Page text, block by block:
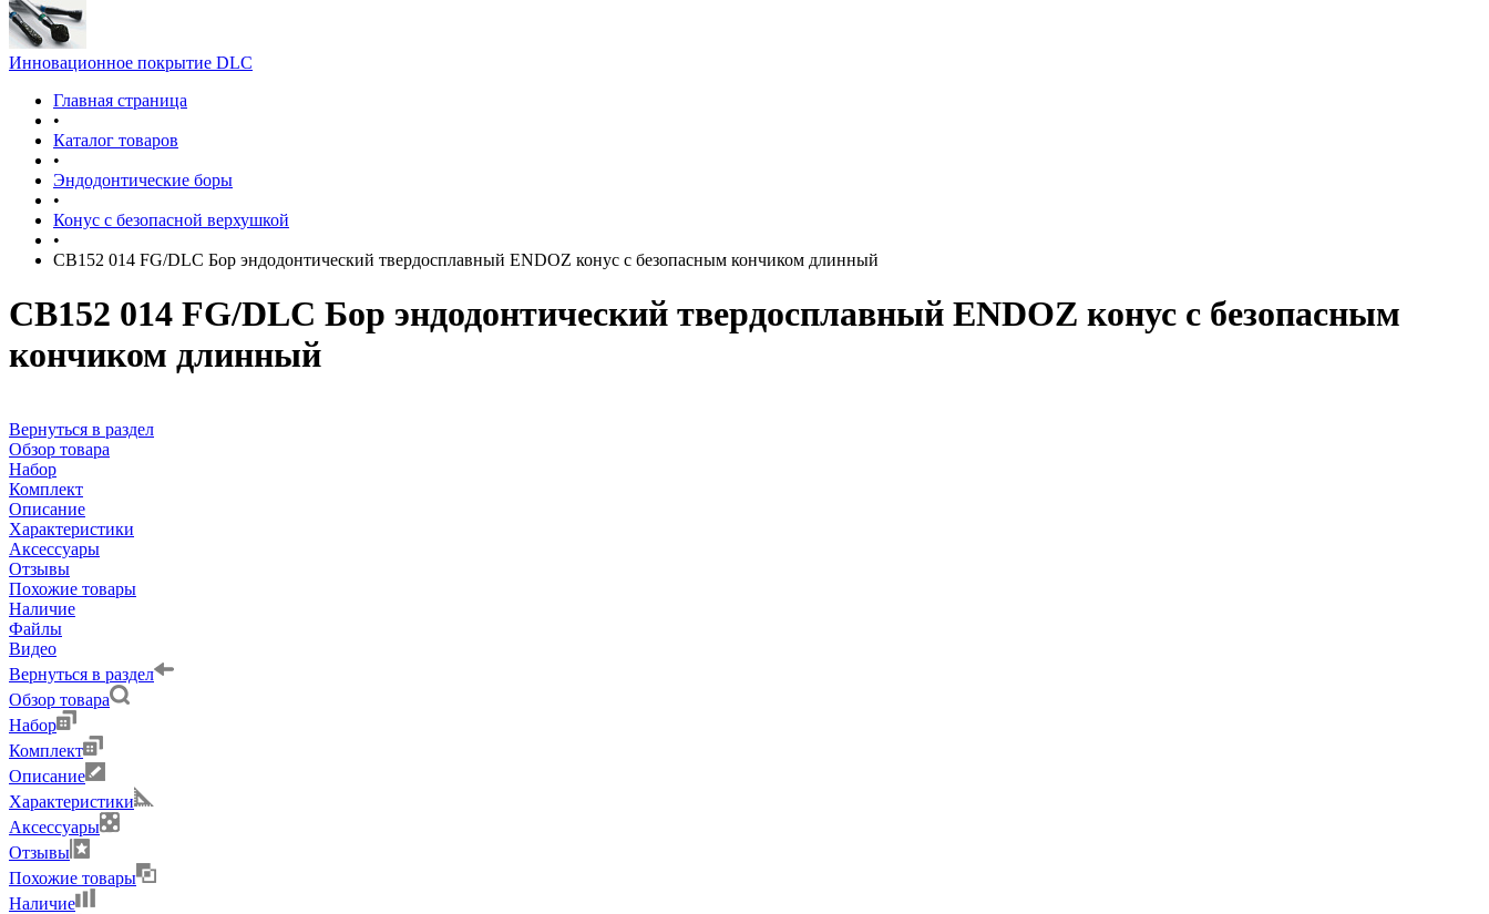
Инновационное покрытие DLC
Главная страница
•
Каталог товаров
•
Эндодонтические боры
•
Конус с безопасной верхушкой
•
CB152 014 FG/DLC Бор эндодонтический твердосплавный ENDOZ конус с безопасным кончиком длинный
CB152 014 FG/DLC Бор эндодонтический твердосплавный ENDOZ конус с безопасным
кончиком длинный
Вернуться в раздел
Обзор товара
Набор
Комплект
Описание
Характеристики
Аксессуары
Отзывы
Похожие товары
Наличие
Файлы
Видео
Вернуться в раздел
Обзор товара
Набор
Комплект
Описание
Характеристики
Аксессуары
Отзывы
Похожие товары
Наличие